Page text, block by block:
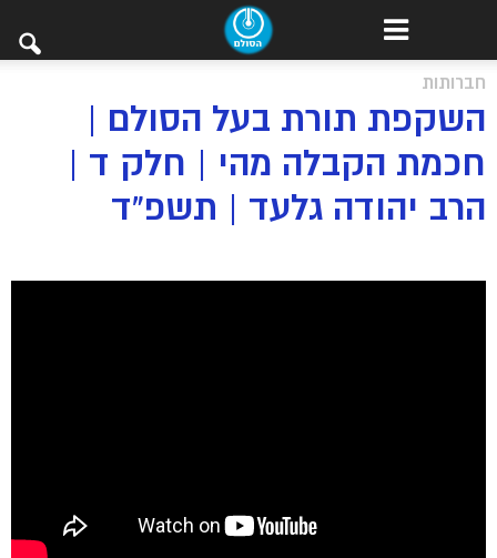
חברותות
השקפת תורת בעל הסולם |
חכמת הקבלה מהי | חלק ד |
הרב יהודה גלעד | תשפ”ד